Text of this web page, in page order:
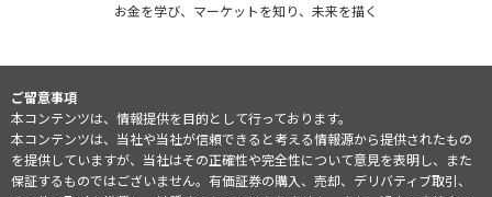
お金を学び、マーケットを知り、未来を描く
ご留意事項
本コンテンツは、情報提供を目的として行っております。
本コンテンツは、当社や当社が信頼できると考える情報源から提供されたもの
を提供していますが、当社はその正確性や完全性について意見を表明し、また
保証するものではございません。有価証券の購入、売却、デリバティブ取引、